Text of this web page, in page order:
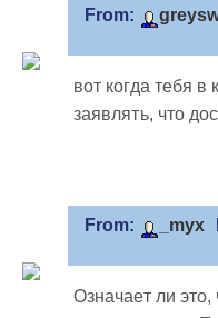
From:
вот когда тебя
заявлять, что
From: _myx
Означает ли